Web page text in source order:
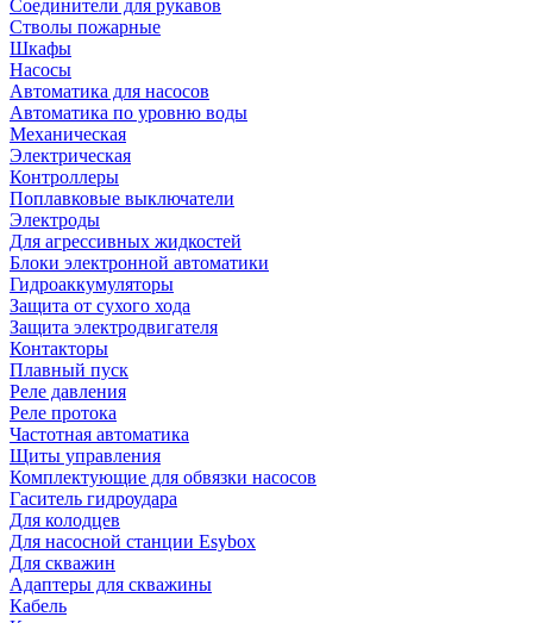
Соединители для рукавов
Стволы пожарные
Шкафы
Насосы
Автоматика для насосов
Автоматика по уровню воды
Механическая
Электрическая
Контроллеры
Поплавковые выключатели
Электроды
Для агрессивных жидкостей
Блоки электронной автоматики
Гидроаккумуляторы
Защита от сухого хода
Защита электродвигателя
Контакторы
Плавный пуск
Реле давления
Реле протока
Частотная автоматика
Щиты управления
Комплектующие для обвязки насосов
Гаситель гидроудара
Для колодцев
Для насосной станции Esybox
Для скважин
Адаптеры для скважины
Кабель